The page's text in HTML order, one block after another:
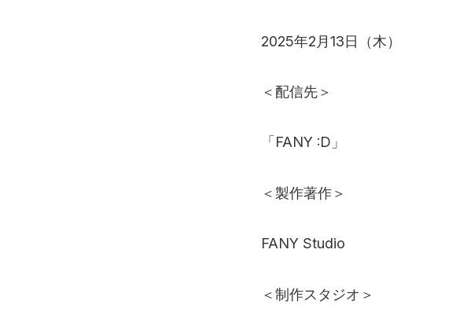
2025年2月13日（木）
＜配信先＞
「FANY :D」
＜製作著作＞
FANY Studio
＜制作スタジオ＞